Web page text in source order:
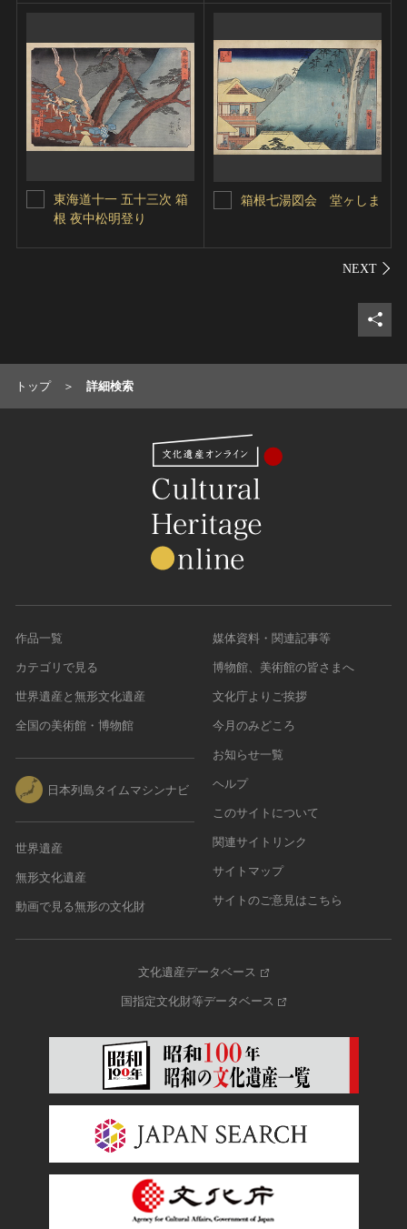
東海道十一 五十三次 箱
根 夜中松明登り
箱根七湯図会 堂ヶしま
シェ
トップ 詳細検索
作品一覧
カテゴリで見る
世界遺産と無形文化遺産
全国の美術館・博物館
日本列島タイムマシンナビ
世界遺産
無形文化遺産
動画で見る無形の文化財
媒体資料・関連記事等
博物館、美術館の皆さまへ
文化庁よりご挨拶
今月のみどころ
お知らせ一覧
ヘルプ
このサイトについて
関連サイトリンク
サイトマップ
サイトのご意見はこちら
文化遺産データベース
国指定文化財等データベース